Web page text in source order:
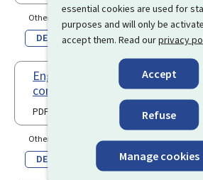
essential cookies are used for
purposes and will only be
accept them. Read ourprivacy
Accept
Refuse
Manage cookies
Other language(s)
DE
Engagement formel de
contrôle des horaires de travail
PDF
Other language(s)
DE